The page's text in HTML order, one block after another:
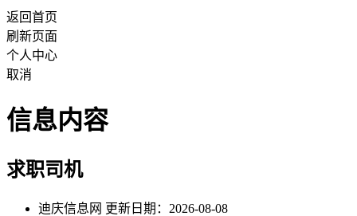
返回首页
刷新页面
个人中心
取消
信息内容
求职司机
迪庆信息网 更新日期：2026-08-08